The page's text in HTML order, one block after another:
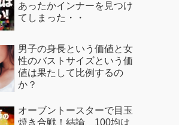
あったかインナーを見つけ
てしまった・・
男子の身長という価値と女
性のバストサイズという価
値は果たして比例するの
か？
オーブントースターで目玉
焼き合戦！結論、100均は